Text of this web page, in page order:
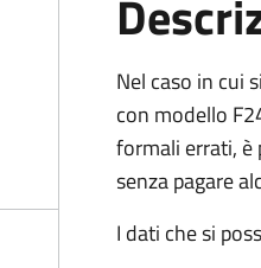
Nel caso in cui
con modello
formali errati, è
senza pagare
I dati che si